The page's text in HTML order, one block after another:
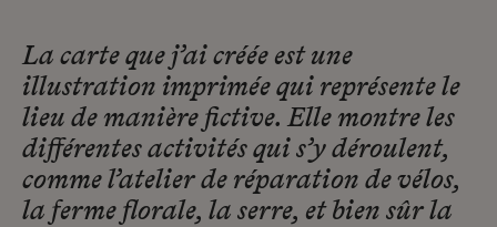
La carte que j’ai créée est une
illustration imprimée qui représente le
lieu de manière fictive. Elle montre les
différentes activités qui s’y déroulent,
comme l’atelier de réparation de vélos,
la ferme florale, la serre, et bien sûr la